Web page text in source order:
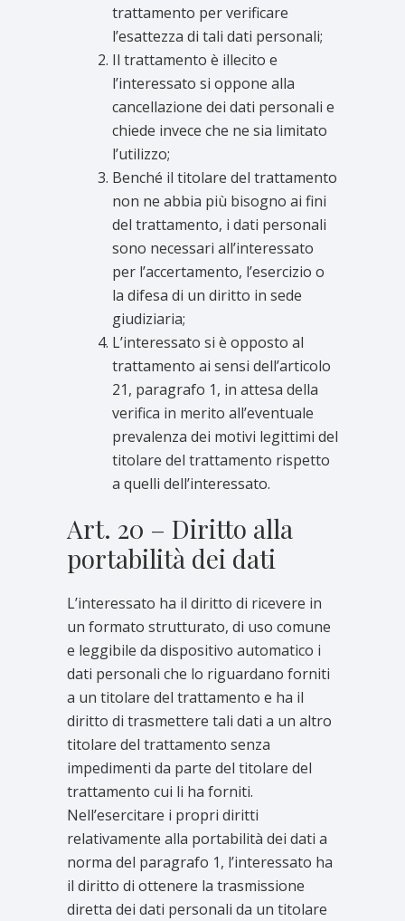
trattamento per verificare
l’esattezza di tali dati personali;
Il trattamento è illecito e
l’interessato si oppone alla
cancellazione dei dati personali e
chiede invece che ne sia limitato
l’utilizzo;
Benché il titolare del trattamento
non ne abbia più bisogno ai fini
del trattamento, i dati personali
sono necessari all’interessato
per l’accertamento, l’esercizio o
la difesa di un diritto in sede
giudiziaria;
L’interessato si è opposto al
trattamento ai sensi dell’articolo
21, paragrafo 1, in attesa della
verifica in merito all’eventuale
prevalenza dei motivi legittimi del
titolare del trattamento rispetto
a quelli dell’interessato.
Art. 20 – Diritto alla
portabilità dei dati
L’interessato ha il diritto di ricevere in
un formato strutturato, di uso comune
e leggibile da dispositivo automatico i
dati personali che lo riguardano forniti
a un titolare del trattamento e ha il
diritto di trasmettere tali dati a un altro
titolare del trattamento senza
impedimenti da parte del titolare del
trattamento cui li ha forniti.
Nell’esercitare i propri diritti
relativamente alla portabilità dei dati a
norma del paragrafo 1, l’interessato ha
il diritto di ottenere la trasmissione
diretta dei dati personali da un titolare